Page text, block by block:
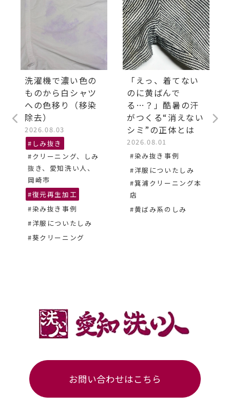
洗濯機で濃い色の
ものから白シャツ
への色移り（移染
除去）
2026.08.03
#しみ抜き
#クリーニング、しみ
抜き、愛知洗い人、
岡崎市
#復元再生加工
#染み抜き事例
#洋服についたしみ
#葵クリーニング
「えっ、着てない
のに黄ばんで
る…？」酷暑の汗
がつくる“消えない
シミ”の正体とは
2026.08.01
#染み抜き事例
#洋服についたしみ
#箕浦クリーニング本
店
#黄ばみ系のしみ
お問い合わせはこちら